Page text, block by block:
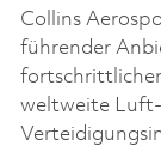
Collins
führender
weltweite